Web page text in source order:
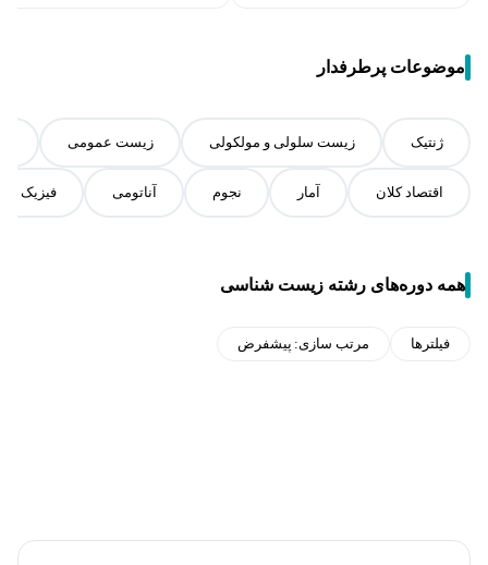
موضوعات پرطرفدار
ژنتیک زیست سلولی و مولکولی زیست عمومی
اقتصاد کلان آمار نجوم آناتومی فیزیک
همه دوره‌های رشته زیست شناسی
فیلترها مرتب سازی: پیشفرض